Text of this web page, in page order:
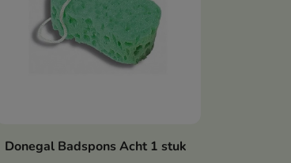
In winkelwagen
Donegal Badspons Acht 1 stuk